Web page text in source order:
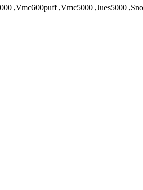
,Vmc600puff ,Vmc5000 ,Jues5000